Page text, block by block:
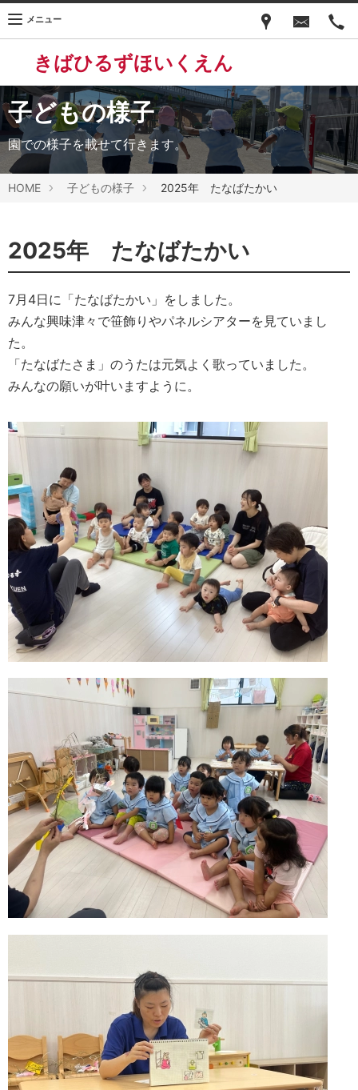
きばひるずほいくえん
メニュー
子どもの様子
園での様子を載せて行きます。
HOME 子どもの様子 2025年 たなばたかい
2025年 たなばたかい
7月4日に「たなばたかい」をしました。
みんな興味津々で笹飾りやパネルシアターを見ていまし
た。
「たなばたさま」のうたは元気よく歌っていました。
みんなの願いが叶いますように。